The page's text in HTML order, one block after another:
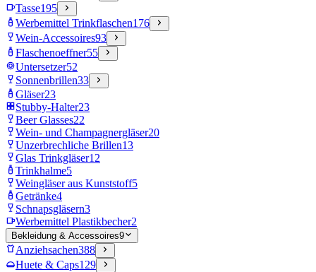
Tasse195
Werbemittel Trinkflaschen176
Wein-Accessoires93
Flaschenoeffner55
Untersetzer52
Sonnenbrillen33
Gläser23
Stubby-Halter23
Beer Glasses22
Wein- und Champagnergläser20
Unzerbrechliche Brillen13
Glas Trinkgläser12
Trinkhalme5
Weingläser aus Kunststoff5
Getränke4
Schnapsgläsern3
Werbemittel Plastikbecher2
Bekleidung & Accessoires9
Anziehsachen388
Huete & Caps129